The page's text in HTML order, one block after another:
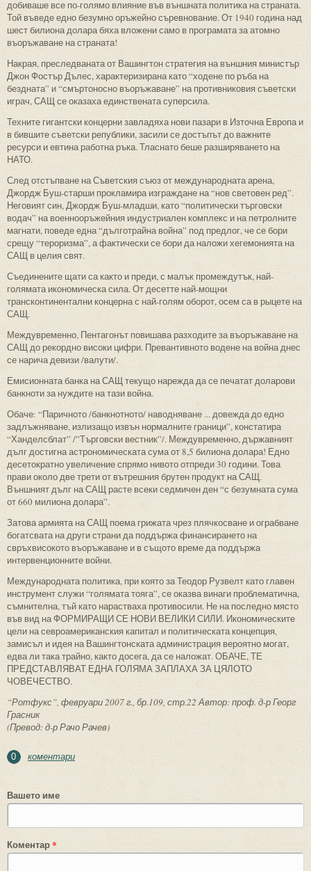
добиваше все по-голямо влияние във външната политика на страната.
Той въведе едно безумно оръжейно съревнование. От 1940 година над
шест билиона долара бяха вложени само в програмата за атомно
въоръжаване на страната!
Накрая, преследваната от Вашингтон стратегия на външния министър
Джон Фостър Дълес, характеризирана като “ходене по ръба на
бездната” и “смъртоносно въоръжаване” на противниковия съветски
играч, САЩ се оказаха единствената суперсила.
Техните гигантски концерни завладяха нови пазари в Източна Европа и
в бившите съветски републики, засили се достъпът до важните
ресурси и евтина работна ръка. Тласнато беше разширяването на
НАТО.
След отстъпване на Съветския съюз от международната арена,
Джордж Буш-старши прокламира изграждане на “нов световен ред”.
Неговият син, Джордж Буш-младши, като “политически търговски
водач” на военнооръжейния индустриален комплекс и на петролните
магнати, поведе една “дълготрайна война” под предлог, че се бори
срещу “тероризма”, а фактически се бори да наложи хегемонията на
САЩ в целия свят.
Съединените щати са както и преди, с малък промеждутък, най-
голямата икономическа сила. От десетте най-мощни
трансконтинентални концерна с най-голям оборот, осем са в рыцете на
САЩ.
Междувременно, Пентагонът повишава разходите за въоръжаване на
САЩ до рекордно високи цифри. Превантивното водене на война днес
се нарича девизи /валути/.
Емисионната банка на САЩ текущо нарежда да се печатат доларови
банкноти за нуждите на тази война.
Обаче: “Паричното /банкнотното/ наводняване ... довежда до едно
задлъжняване, излизащо извън нормалните граници”, констатира
“Ханделсблат” /”Търговски вестник”/. Междувременно, държавният
дълг достигна астрономическата сума от 8,5 билиона долара! Едно
десетократно увеличение спрямо нивото отпреди 30 години. Това
прави около две трети от вътрешния брутен продукт на САЩ.
Външният дълг на САЩ расте всеки седмичен ден “с безумната сума
от 660 милиона долара”.
Затова армията на САЩ поема грижата чрез плячкосване и ограбване
богатсвата на други страни да поддържа финансирането на
свръхвисокото въоръжаване и в същото време да поддържа
интервенционните войни.
Международната политика, при която за Теодор Рузвелт като главен
инструмент служи “голямата тояга”, се оказва винаги проблематична,
съмнителна, тъй като нарастваха противосили. Не на последно място
във вид на ФОРМИРАЩИ СЕ НОВИ ВЕЛИКИ СИЛИ. Икономическите
цели на севроамериканския капитал и политическата концепция,
замисъл и идея на Вашингтонската администрация вероятно могат,
едва ли така трайно, както досега, да се наложат. ОБАЧЕ, ТЕ
ПРЕДСТАВЛЯВАТ ЕДНА ГОЛЯМА ЗАПЛАХА ЗА ЦЯЛОТО
ЧОВЕЧЕСТВО.
“Ротфукс”, февруари 2007 г., бр.109, стр.22 Автор: проф. д-р Георг
Грасник
(Превод: д-р Рачо Рачев)
0 коментари
Вашето име
Коментар*